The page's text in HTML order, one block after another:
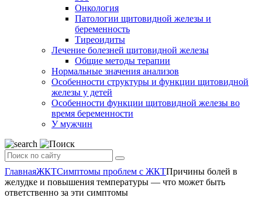
Онкология
Патологии щитовидной железы и
беременность
Тиреоидиты
Лечение болезней щитовидной железы
Общие методы терапии
Нормальные значения анализов
Особенности структуры и функции щитовидной
железы у детей
Особенности функции щитовидной железы во
время беременности
У мужчин
ГлавнаяЖКТСимптомы проблем с ЖКТПричины болей в
желудке и повышения температуры — что может быть
ответственно за эти симптомы